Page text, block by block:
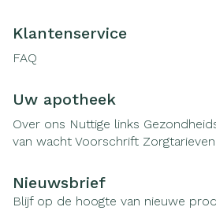
Klantenservice
FAQ
Uw apotheek
Over ons Nuttige links
van wacht Voorschrift Zorgtarieven
Nieuwsbrief
Blijf op de hoogte van nieuwe